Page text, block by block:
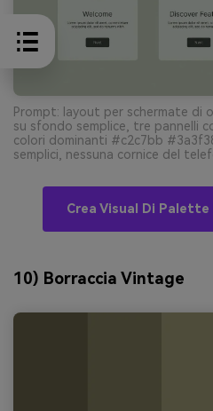
Prompt: layout per schermate di
su sfondo semplice, tre pannelli
colori dominanti #c2c7bb
semplici, nessuna cornice del
Crea Visual Di Palette
10) Borraccia Vintage